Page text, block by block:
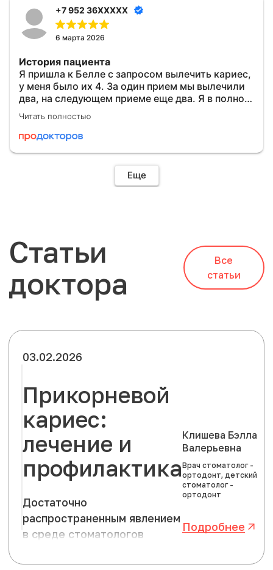
+7 952 36XXXXX
6 марта 2026
История пациента
Я пришла к Белле с запросом вылечить кариес​,
у меня было их 4. За один прием мы вылечили
два, на следующем приеме еще два. Я в полном
восторге! Белла очень быстро и аккуратно
работает.
так еще так аккуратно сделала анестезию​, что
в оба посещения у меня десна совсем не
Читать полностью
Еще
Статьи
доктора
Все
статьи
03.02.2026
Прикорневой
кариес:
лечение и
профилактика
Достаточно
распространенным явлением
в среде стоматологов
кариес (пришеечный кариес).
Клишева Бэлла
Валерьевна
Врач стоматолог -
ортодонт, детский
стоматолог -
ортодонт
Подробнее